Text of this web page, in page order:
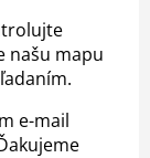
našu mapu
e-mail